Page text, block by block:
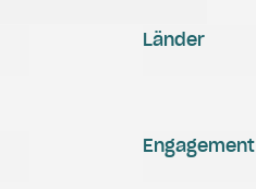
Engagement
Länder